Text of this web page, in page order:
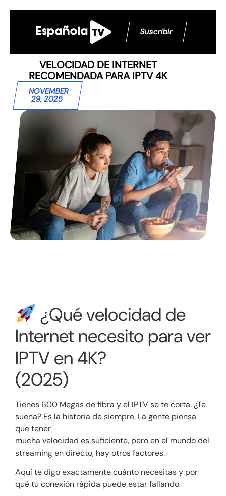
Suscribir
VELOCIDAD DE INTERNET
RECOMENDADA PARA IPTV 4K
NOVEMBER
29, 2025
¿Qué velocidad de
Internet necesito para ver
IPTV en 4K?
(2025)
Tienes 600 Megas de fibra y el IPTV se te corta. ¿Te
suena? Es la historia de siempre. La gente piensa
que tener
mucha velocidad es suficiente, pero en el mundo del
streaming en directo, hay otros factores.
Aquí te digo exactamente cuánto necesitas y por
qué tu conexión rápida puede estar fallando.